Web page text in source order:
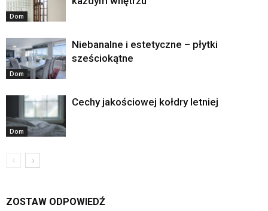
Dom
Dom
Niebanalne i estetyczne – płytki
sześciokątne
Dom
Cechy jakościowej kołdry letniej
ZOSTAW ODPOWIEDŹ